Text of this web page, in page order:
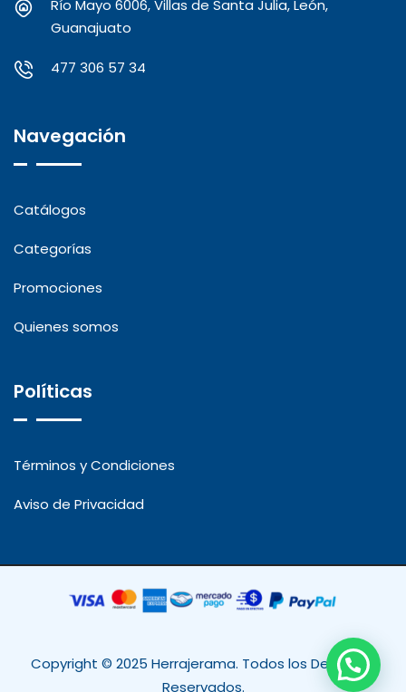
Río Mayo 6006, Villas de Santa Julia, León,
Guanajuato
477 306 57 34
Navegación
Catálogos
Categorías
Promociones
Quienes somos
Políticas
Términos y Condiciones
Aviso de Privacidad
Copyright © 2025 Herrajerama. Todos los Derechos
Reservados.